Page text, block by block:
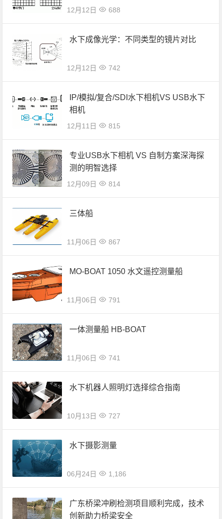
12月12日 688
水下成像光学：不同类型的镜片对比
12月12日 742
IP/模拟/复合/SDI水下相机VS USB水下
相机
12月11日 815
专业USB水下相机 VS 自制方案深海探
测的明智选择
12月09日 814
三体船
11月06日 867
MO-BOAT 1050 水文遥控测量船
11月06日 791
一体测量船 HB-BOAT
11月06日 741
水下机器人照明灯选择综合指南
10月13日 727
水下摄影测量
06月24日 1,186
广东桥梁冲刷检测项目顺利完成，技术
创新助力桥梁安全